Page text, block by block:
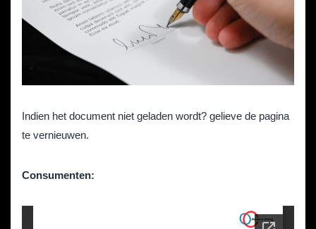
Indien het document niet geladen wordt? gelieve de pagina
te vernieuwen.
Consumenten: